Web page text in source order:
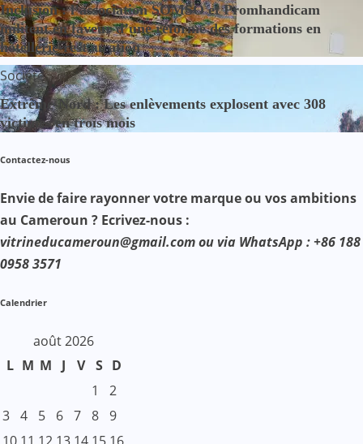
Inclusion : l’association SOMSO et Promhandicam
militent en faveur d’une réforme des formations en
hôtellerie-restauration
Société
Extrême-Nord : Les enlèvements explosent avec 308
victimes en trois mois
Contactez-nous
Envie de faire rayonner votre marque ou vos ambitions
au Cameroun ? Ecrivez-nous :
vitrineducameroun@gmail.com ou via WhatsApp : +86 188
0958 3571
Calendrier
août 2026
L M M J V S D
1
2
3 4 5 6 7 8 9